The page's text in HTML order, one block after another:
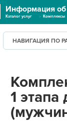
УСЛУГИ И ЦЕНЫ
ПАЦИЕНТУ
ПРАВОВАЯ
Информация
Каталог услуг Комплексы
НАВИГАЦИЯ ПО
1